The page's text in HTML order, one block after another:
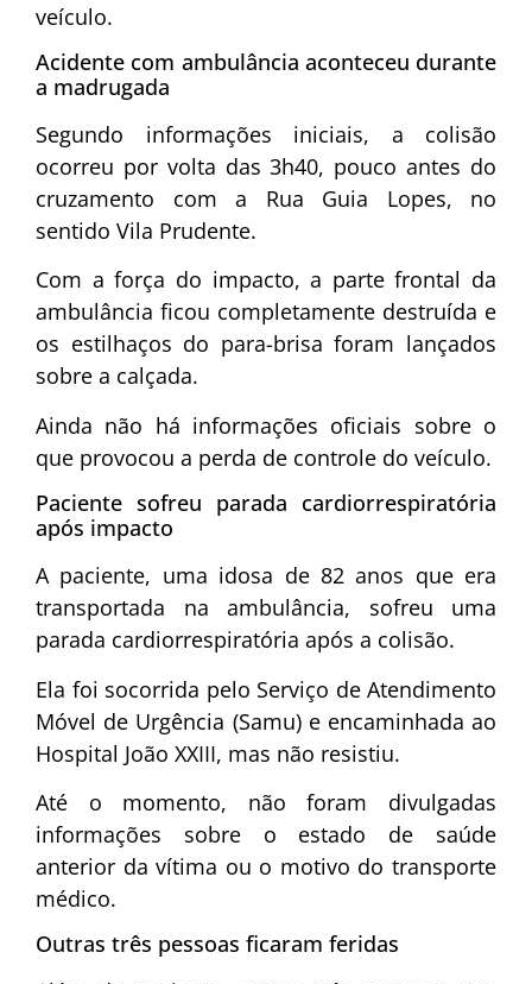
veículo.
Acidente com ambulância aconteceu durante
a madrugada
Segundo informações iniciais, a colisão
ocorreu por volta das 3h40, pouco antes do
cruzamento com a Rua Guia Lopes, no
sentido Vila Prudente.
Com a força do impacto, a parte frontal da
ambulância ficou completamente destruída e
os estilhaços do para-brisa foram lançados
sobre a calçada.
Ainda não há informações oficiais sobre o
que provocou a perda de controle do veículo.
Paciente sofreu parada cardiorrespiratória
após impacto
A paciente, uma idosa de 82 anos que era
transportada na ambulância, sofreu uma
parada cardiorrespiratória após a colisão.
Ela foi socorrida pelo Serviço de Atendimento
Móvel de Urgência (Samu) e encaminhada ao
Hospital João XXIII, mas não resistiu.
Até o momento, não foram divulgadas
informações sobre o estado de saúde
anterior da vítima ou o motivo do transporte
médico.
Outras três pessoas ficaram feridas